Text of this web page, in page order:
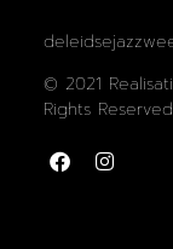
© 2021
Rights Reserved